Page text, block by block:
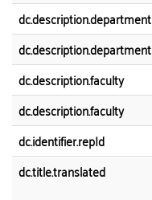
dc.description.department
dc.description.department
dc.description.faculty
dc.description.faculty
dc.identifier.repId
dc.title.translated